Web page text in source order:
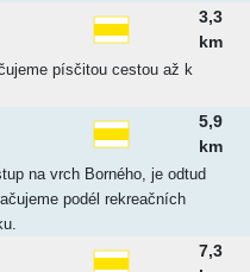
3,3
km
písčitou cestou až k
5,9
km
na vrch Borného, je odtud
podél rekreačních
7,3